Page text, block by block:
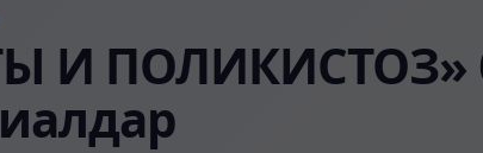
И ПОЛИКИСТОЗ»